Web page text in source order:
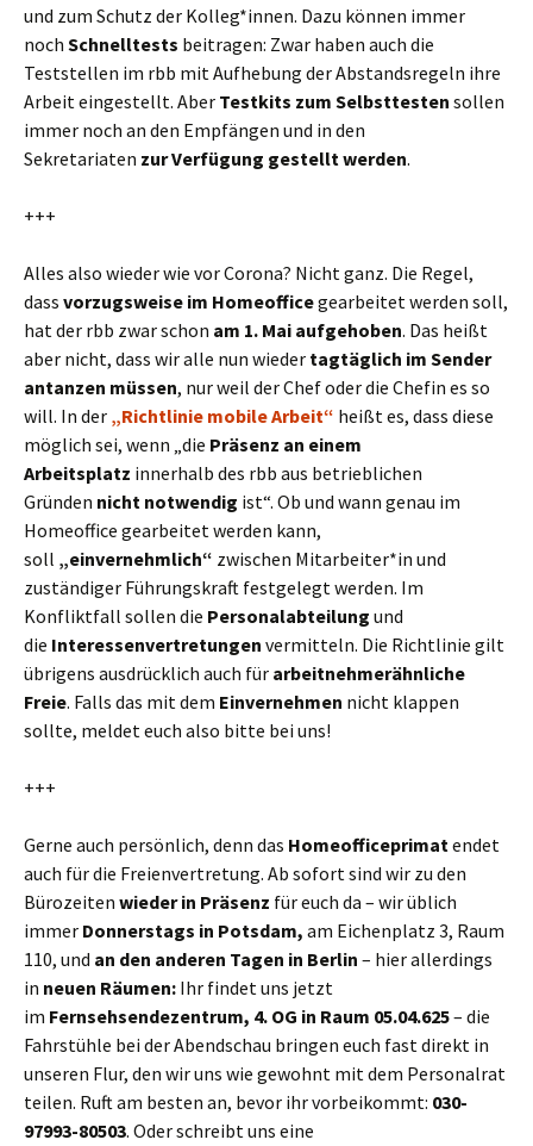
und zum Schutz der Kolleg*innen. Dazu können immer
noch Schnelltests beitragen: Zwar haben auch die
Teststellen im rbb mit Aufhebung der Abstandsregeln ihre
Arbeit eingestellt. Aber Testkits zum Selbsttesten sollen
immer noch an den Empfängen und in den
Sekretariaten zur Verfügung gestellt werden.
+++
Alles also wieder wie vor Corona? Nicht ganz. Die Regel,
dass vorzugsweise im Homeofficegearbeitet werden soll,
hat der rbb zwar schon am 1. Mai aufgehoben. Das heißt
aber nicht, dass wir alle nun wieder tagtäglich im Sender
antanzen müssen, nur weil der Chef oder die Chefin es so
will. In der „Richtlinie mobile Arbeit“ heißt es, dass diese
möglich sei, wenn „die Präsenz an einem
Arbeitsplatz innerhalb des rbb aus betrieblichen
Gründen nicht notwendig ist“. Ob und wann genau im
Homeoffice gearbeitet werden kann,
soll „einvernehmlich“ zwischen Mitarbeiter*in und
zuständiger Führungskraft festgelegt werden. Im
Konfliktfall sollen die Personalabteilung und
die Interessenvertretungen vermitteln. Die Richtlinie gilt
übrigens ausdrücklich auch für arbeitnehmerähnliche
Freie. Falls das mit dem Einvernehmen nicht klappen
sollte, meldet euch also bitte bei uns!
+++
Gerne auch persönlich, denn das Homeofficeprimatendet
auch für die Freienvertretung. Ab sofort sind wir zu den
Bürozeiten wieder in Präsenz für euch da – wir üblich
immer Donnerstags in Potsdam, am Eichenplatz 3, Raum
110, und an den anderen Tagen in Berlin – hier allerdings
in neuen Räumen: Ihr findet uns jetzt
im Fernsehsendezentrum, 4. OG in Raum 05.04.625– die
Fahrstühle bei der Abendschau bringen euch fast direkt in
unseren Flur, den wir uns wie gewohnt mit dem Personalrat
teilen. Ruft am besten an, bevor ihr vorbeikommt: 030-
97993-80503. Oder schreibt uns eine